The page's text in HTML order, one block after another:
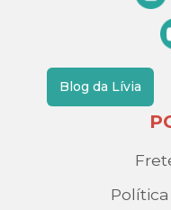
Blog da Lívia